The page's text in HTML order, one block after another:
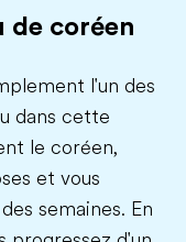
de coréen
l'un des
dans cette
le coréen,
et vous
semaines. En